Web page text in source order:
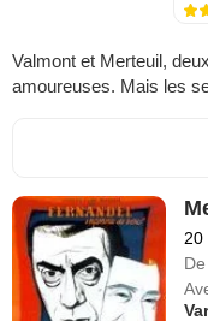
Valmont et Merteuil,
amoureuses. Mais les
20
De